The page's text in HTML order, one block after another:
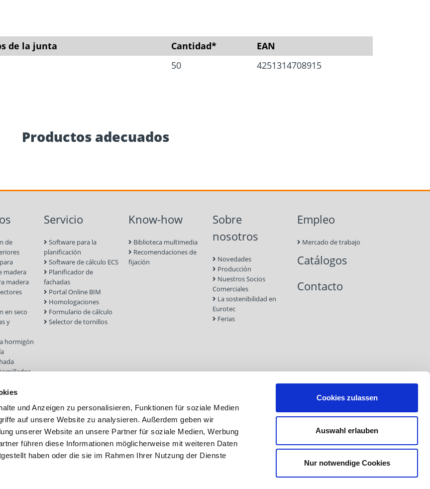
und Anzeigen zu personalisieren, Funktionen für soziale Medien
auf unsere Website zu analysieren. Außerdem geben wir
unserer Website an unsere Partner für soziale Medien, Werbung
führen diese Informationen möglicherweise mit weiteren Daten
haben oder die sie im Rahmen Ihrer Nutzung der Dienste
Cookies zulassen
Auswahl erlauben
Nur notwendige Cookies
de la junta Cantidad*
EAN
50 4251314708915
Productos adecuados
de
madera
madera
en seco
y
hormigón
Servicio
Software para la
planificación
Software de cálculo ECS
Planificador de
fachadas
Portal Online BIM
Homologaciones
Formulario de cálculo
Selector de tornillos
Know-how
Biblioteca multimedia
Recomendaciones de
fijación
Sobre
nosotros
Novedades
Producción
Nuestros Socios
Comerciales
La sostenibilidad en
Eurotec
Ferias
Empleo
Mercado de trabajo
Catálogos
Contacto
Aviso legal Protección de datos CGC